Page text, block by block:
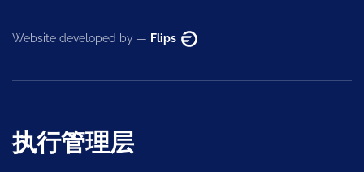
Website developed by — Flips
执行管理层